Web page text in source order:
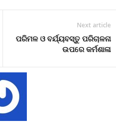
Next article
ପରିମଳ ଓ ବର୍ଯ୍ୟବସ୍ତୁ ପରିଚାଳନା
ଉପରେ କର୍ମଶାଳା